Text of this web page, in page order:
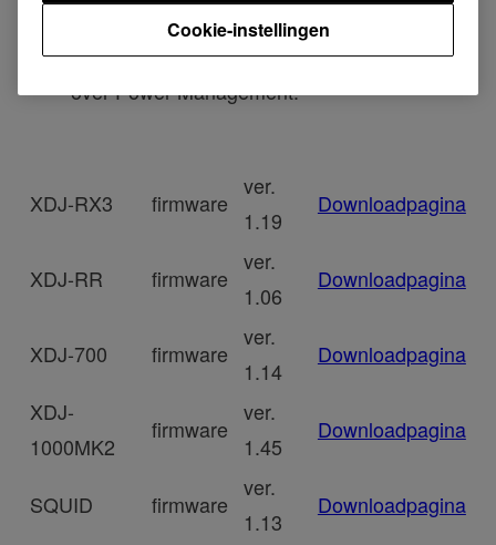
・Raadpleeg de nieuwste online
gebruiksaanwijzing voor meer informatie
over Power Management.
XDJ-RX3 firmware
ver.
1.19
Downloadpagina
XDJ-RR firmware
ver.
1.06
Downloadpagina
XDJ-700 firmware
ver.
1.14
Downloadpagina
XDJ-
1000MK2
firmware
ver.
1.45
Downloadpagina
SQUID firmware
ver.
1.13
Downloadpagina
Cookie-instellingen